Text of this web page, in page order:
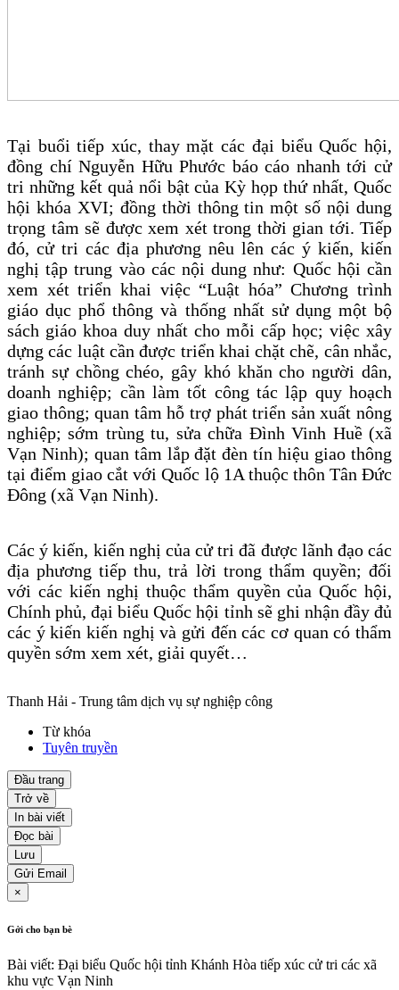
Tại buổi tiếp xúc, thay mặt các đại biểu Quốc hội,
đồng chí Nguyễn Hữu Phước báo cáo nhanh tới cử
tri những kết quả nổi bật của Kỳ họp thứ nhất, Quốc
hội khóa XVI; đồng thời thông tin một số nội dung
trọng tâm sẽ được xem xét trong thời gian tới. Tiếp
đó, cử tri các địa phương nêu lên các ý kiến, kiến
nghị tập trung vào các nội dung như: Quốc hội cần
xem xét triển khai việc “Luật hóa” Chương trình
giáo dục phổ thông và thống nhất sử dụng một bộ
sách giáo khoa duy nhất cho mỗi cấp học; việc xây
dựng các luật cần được triển khai chặt chẽ, cân nhắc,
tránh sự chồng chéo, gây khó khăn cho người dân,
doanh nghiệp; cần làm tốt công tác lập quy hoạch
giao thông; quan tâm hỗ trợ phát triển sản xuất nông
nghiệp; sớm trùng tu, sửa chữa Đình Vinh Huề (xã
Vạn Ninh); quan tâm lắp đặt đèn tín hiệu giao thông
tại điểm giao cắt với Quốc lộ 1A thuộc thôn Tân Đức
Đông (xã Vạn Ninh).
Các ý kiến, kiến nghị của cử tri đã được lãnh đạo các
địa phương tiếp thu, trả lời trong thẩm quyền; đối
với các kiến nghị thuộc thẩm quyền của Quốc hội,
Chính phủ, đại biểu Quốc hội tỉnh sẽ ghi nhận đầy đủ
các ý kiến kiến nghị và gửi đến các cơ quan có thẩm
quyền sớm xem xét, giải quyết…
Thanh Hải - Trung tâm dịch vụ sự nghiệp công
Từ khóa
Tuyên truyền
Đầu trang
Trở về
In bài viết
Đọc bài
Lưu
Gửi Email
×
Gởi cho bạn bè
Bài viết: Đại biểu Quốc hội tỉnh Khánh Hòa tiếp xúc cử tri các xã
khu vực Vạn Ninh